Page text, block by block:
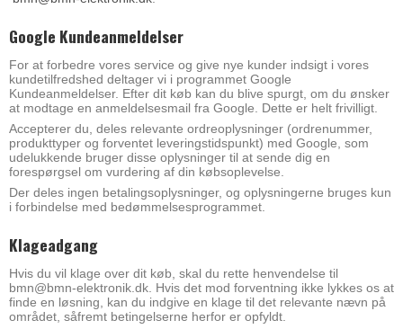
Google Kundeanmeldelser
For at forbedre vores service og give nye kunder indsigt i vores
kundetilfredshed deltager vi i programmet Google
Kundeanmeldelser. Efter dit køb kan du blive spurgt, om du ønsker
at modtage en anmeldelsesmail fra Google. Dette er helt frivilligt.
Accepterer du, deles relevante ordreoplysninger (ordrenummer,
produkttyper og forventet leveringstidspunkt) med Google, som
udelukkende bruger disse oplysninger til at sende dig en
forespørgsel om vurdering af din købsoplevelse.
Der deles ingen betalingsoplysninger, og oplysningerne bruges kun
i forbindelse med bedømmelsesprogrammet.
Klageadgang
Hvis du vil klage over dit køb, skal du rette henvendelse til
bmn@bmn-elektronik.dk. Hvis det mod forventning ikke lykkes os at
finde en løsning, kan du indgive en klage til det relevante nævn på
området, såfremt betingelserne herfor er opfyldt.